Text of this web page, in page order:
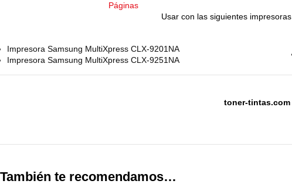
Usar con las siguientes impresoras
Impresora Samsung MultiXpress CLX-9201NA
Impresora Samsung MultiXpress CLX-9251NA
toner-tintas.com
También te recomendamos…